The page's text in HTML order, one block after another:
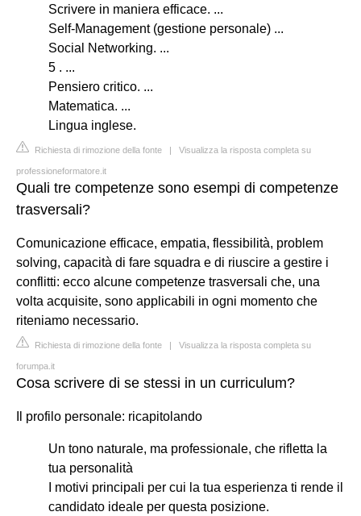
Scrivere in maniera efficace. ...
Self-Management (gestione personale) ...
Social Networking. ...
5 . ...
Pensiero critico. ...
Matematica. ...
Lingua inglese.
Richiesta di rimozione della fonte | Visualizza la risposta completa su
professioneformatore.it
Quali tre competenze sono esempi di competenze
trasversali?
Comunicazione efficace, empatia, flessibilità, problem
solving, capacità di fare squadra e di riuscire a gestire i
conflitti: ecco alcune competenze trasversali che, una
volta acquisite, sono applicabili in ogni momento che
riteniamo necessario.
Richiesta di rimozione della fonte | Visualizza la risposta completa su
forumpa.it
Cosa scrivere di se stessi in un curriculum?
Il profilo personale: ricapitolando
Un tono naturale, ma professionale, che rifletta la
tua personalità
I motivi principali per cui la tua esperienza ti rende il
candidato ideale per questa posizione.